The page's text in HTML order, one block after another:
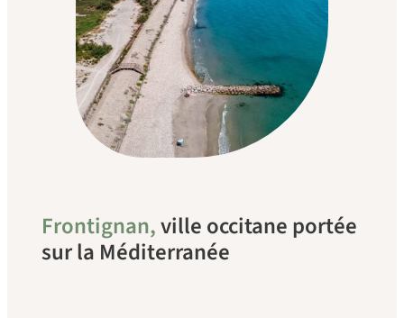
Frontignan,ville occitane portée
sur la Méditerranée